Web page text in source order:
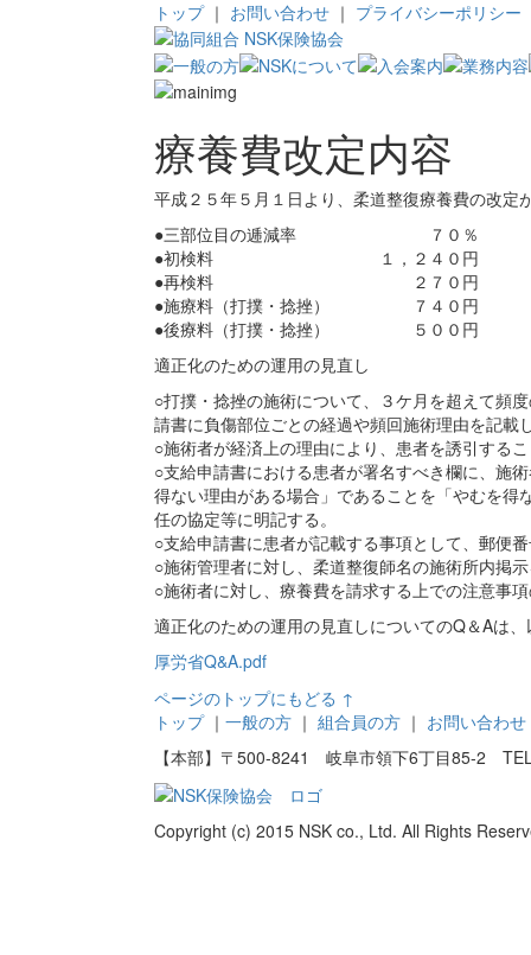
トップ｜ お問い合わせ ｜ プライバシーポリシー
療養費改定内容
平成２５年５月１日より、柔道整復療養費の改定
●三部位目の逓減率 ７０
●初検料 １，２４０円 →
●再検料 ２７０円 →
●施療料（打撲・捻挫） ７４０
●後療料（打撲・捻挫） ５００
適正化のための運用の見直し
○打撲・捻挫の施術について、３ケ月を超えて頻
請書に負傷部位ごとの経過や頻回施術理由を記載
○施術者が経済上の理由により、患者を誘引する
○支給申請書における患者が署名すべき欄に、施
得ない理由がある場合」であることを「やむを得
任の協定等に明記する。
○支給申請書に患者が記載する事項として、郵便
○施術管理者に対し、柔道整復師名の施術所内掲
○施術者に対し、療養費を請求する上での注意事
適正化のための運用の見直しについてのQ＆Aは
厚労省Q&A.pdf
ページのトップにもどる ↑
トップ｜ 一般の方 ｜ 組合員の方 ｜ お問い合わせ
【本部】〒500-8241 岐阜市領下6丁目85-2
Copyright (c) 2015 NSK co., Ltd. All Rights